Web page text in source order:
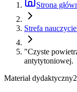
Strona
Strefa
"Czyste
antytytoniowej.
Materiał dydaktyczny